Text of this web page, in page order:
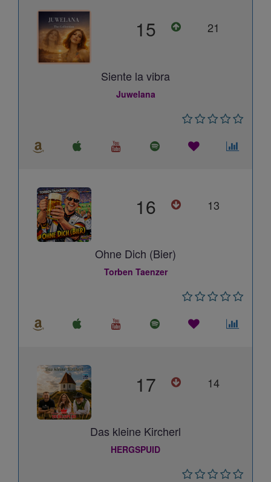
15 21
Siente la vibra
Juwelana
16 13
Ohne Dich (Bier)
Torben Taenzer
17 14
Das kleine Kircherl
HERGSPUID